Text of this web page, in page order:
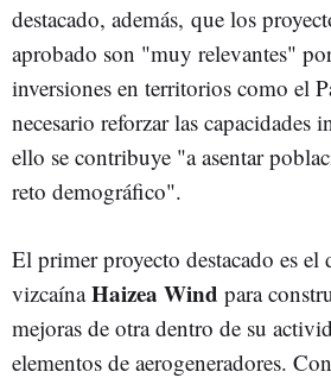
destacado, además, que los
aprobado son "muy relevantes"
inversiones en territorios como el
necesario reforzar las capacidades
ello se contribuye "a asentar
reto demográfico".
El primer proyecto destacado es el
vizcaínaHaizea Wind para
mejoras de otra dentro de su
elementos de aerogeneradores.